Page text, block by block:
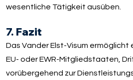
wesentliche Tätigkeit ausüben.
7. Fazit
Das Vander Elst-Visum ermöglicht
EU- oder EWR-Mitgliedstaaten,
vorübergehend zur